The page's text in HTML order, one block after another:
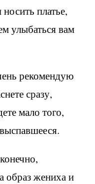
платье,
улыбаться вам
рекомендую
сразу,
мало того,
образ жениха и